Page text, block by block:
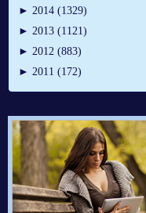
► 2014 (1329)
► 2013 (1121)
► 2012 (883)
► 2011 (172)